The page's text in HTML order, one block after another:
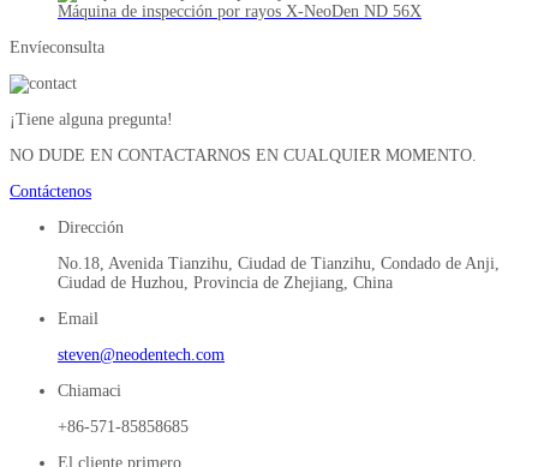
Máquina de inspección por rayos X-NeoDen ND 56X
Envíeconsulta
¡Tiene alguna pregunta!
NO DUDE EN CONTACTARNOS EN CUALQUIER MOMENTO.
Contáctenos
Dirección
No.18, Avenida Tianzihu, Ciudad de Tianzihu, Condado de Anji,
Ciudad de Huzhou, Provincia de Zhejiang, China
Email
steven@neodentech.com
Chiamaci
+86-571-85858685
El cliente primero